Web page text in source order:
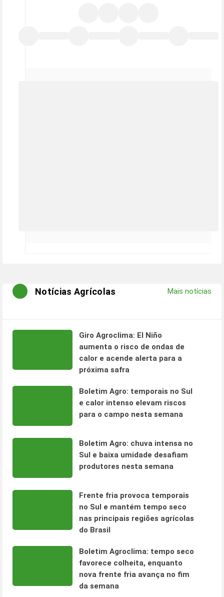
Notícias Agrícolas Mais notícias
Giro Agroclima: El Niño
aumenta o risco de ondas de
calor e acende alerta para a
próxima safra
Boletim Agro: temporais no Sul
e calor intenso elevam riscos
para o campo nesta semana
Boletim Agro: chuva intensa no
Sul e baixa umidade desafiam
produtores nesta semana
Frente fria provoca temporais
no Sul e mantém tempo seco
nas principais regiões agrícolas
do Brasil
Boletim Agroclima: tempo seco
favorece colheita, enquanto
nova frente fria avança no fim
da semana